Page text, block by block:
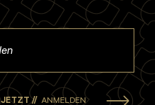
JETZT // ANMELDEN